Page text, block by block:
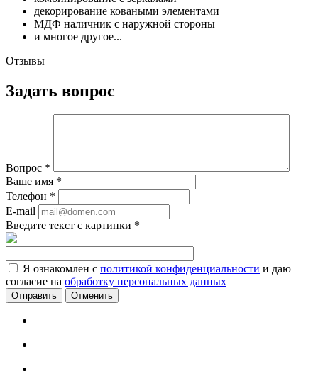
декорирование коваными элементами
МДФ наличник с наружной стороны
и многое другое...
Отзывы
Задать вопрос
Вопрос *
Ваше имя *
Телефон *
E-mail
Введите текст с картинки *
Я ознакомлен с политикой конфиденциальности и даю
согласие на обработку персональных данных
Отменить